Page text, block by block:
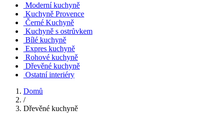
Moderní kuchyně
Kuchyně Provence
Černé Kuchyně
Kuchyně s ostrůvkem
Bílé kuchyně
Expres kuchyně
Rohové kuchyně
Dřevěné kuchyně
Ostatní interiéry
Domů
/
Dřevěné kuchyně